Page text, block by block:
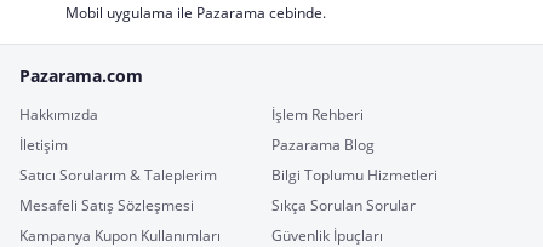
Mobil uygulama ile Pazarama cebinde.
Pazarama.com
Hakkımızda
İşlem Rehberi
İletişim
Pazarama Blog
Satıcı Sorularım & Taleplerim
Bilgi Toplumu Hizmetleri
Mesafeli Satış Sözleşmesi
Sıkça Sorulan Sorular
Kampanya Kupon Kullanımları
Güvenlik İpuçları